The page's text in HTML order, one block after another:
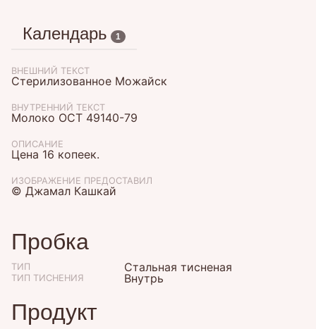
Календарь 1
ВНЕШНИЙ ТЕКСТ
Стерилизованное Можайск
ВНУТРЕННИЙ ТЕКСТ
Молоко ОСТ 49140-79
ОПИСАНИЕ
Цена 16 копеек.
ИЗОБРАЖЕНИЕ ПРЕДОСТАВИЛ
© Джамал Кашкай
Пробка
ТИП Стальная тисненая
ТИП ТИСНЕНИЯ Внутрь
Продукт